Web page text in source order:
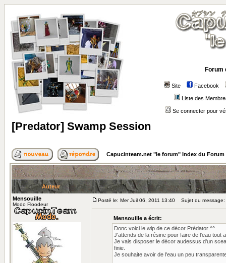
Forum
Site Facebook
Liste des
Se connecter pour
[Predator] Swamp Session
Capucinteam.net "le forum" Index du Forum
Auteur
Mensouille
Modo Floodeur
Posté le: Mer Juil 06, 2011 13:40 Sujet du message:
Mensouille a écrit:
Donc voici le wip de ce décor Prédator ^^
J'attends de la résine pour faire de l'eau tout
Je vais disposer le décor audessus d'un
finie.
Je souhaite avoir de l'eau un peu